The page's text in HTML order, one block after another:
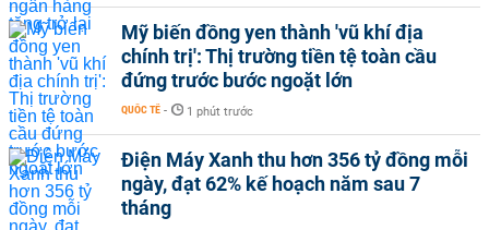
Mỹ biến đồng yen thành 'vũ khí địa
chính trị': Thị trường tiền tệ toàn cầu
đứng trước bước ngoặt lớn
QUỐC TẾ - 1 phút trước
Điện Máy Xanh thu hơn 356 tỷ đồng mỗi
ngày, đạt 62% kế hoạch năm sau 7
tháng